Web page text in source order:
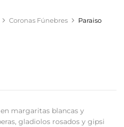
Coronas Fúnebres Paraiso
margaritas blancas y
gladiolos rosados y gipsi